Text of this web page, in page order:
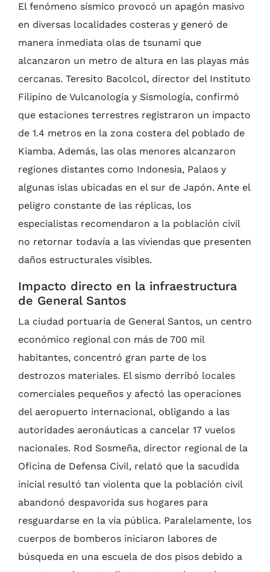
El fenómeno sísmico provocó un apagón masivo
en diversas localidades costeras y generó de
manera inmediata olas de tsunami que
alcanzaron un metro de altura en las playas más
cercanas. Teresito Bacolcol, director del Instituto
Filipino de Vulcanología y Sismología, confirmó
que estaciones terrestres registraron un impacto
de 1.4 metros en la zona costera del poblado de
Kiamba. Además, las olas menores alcanzaron
regiones distantes como Indonesia, Palaos y
algunas islas ubicadas en el sur de Japón. Ante el
peligro constante de las réplicas, los
especialistas recomendaron a la población civil
no retornar todavía a las viviendas que presenten
daños estructurales visibles.
Impacto directo en la infraestructura
de General Santos
La ciudad portuaria de General Santos, un centro
económico regional con más de 700 mil
habitantes, concentró gran parte de los
destrozos materiales. El sismo derribó locales
comerciales pequeños y afectó las operaciones
del aeropuerto internacional, obligando a las
autoridades aeronáuticas a cancelar 17 vuelos
nacionales. Rod Sosmeña, director regional de la
Oficina de Defensa Civil, relató que la sacudida
inicial resultó tan violenta que la población civil
abandonó despavorida sus hogares para
resguardarse en la vía pública. Paralelamente, los
cuerpos de bomberos iniciaron labores de
búsqueda en una escuela de dos pisos debido a